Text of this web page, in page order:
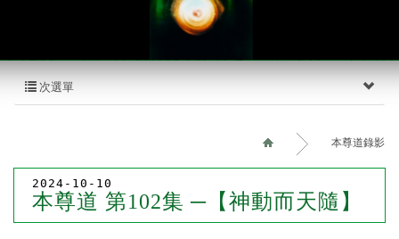
次選單
本尊道錄影
2024-10-10
本尊道 第102集 ─【神動而天隨】